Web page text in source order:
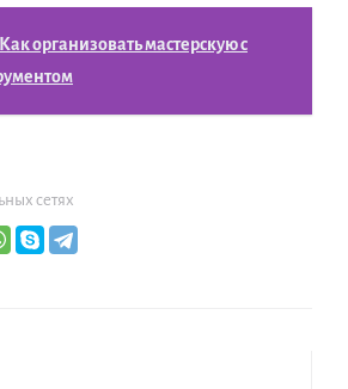
Как организовать мастерскую с
сетях